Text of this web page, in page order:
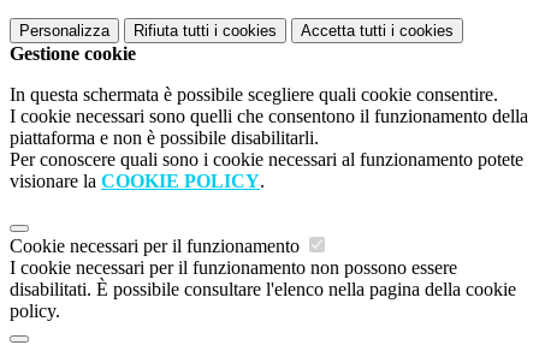
Personalizza Rifiuta tutti i cookies Accetta tutti i cookies
Gestione cookie
In questa schermata è possibile scegliere quali cookie consentire.
I cookie necessari sono quelli che consentono il funzionamento della
piattaforma e non è possibile disabilitarli.
Per conoscere quali sono i cookie necessari al funzionamento potete
visionare la COOKIE POLICY.
Cookie necessari per il funzionamento
I cookie necessari per il funzionamento non possono essere
disabilitati. È possibile consultare l'elenco nella pagina della cookie
policy.